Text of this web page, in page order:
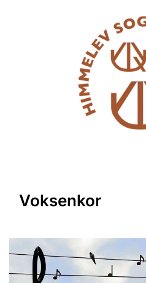
Voksenkor